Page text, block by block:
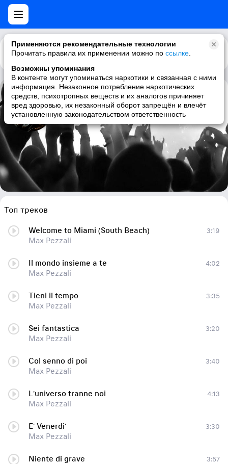
Применяются рекомендательные технологии
Прочитать правила их применении можно по ссылке
Возможны упоминания
В контенте могут упоминаться наркотики и связанная с ними
информация. Незаконное потребление наркотических
средств, психотропных веществ и их аналогов причиняет
вред здоровью, их незаконный оборот запрещён и влечёт
установленную законодательством ответственность
Каталог Рекомендации
Max Pezzali
italian, pop, singer-songwriter, italian pop
Топ треков
Welcome to Miami (South Beach)
Max Pezzali
3:19
Il mondo insieme a te
Max Pezzali
4:02
Tieni il tempo
Max Pezzali
3:35
Sei fantastica
Max Pezzali
3:20
Col senno di poi
Max Pezzali
3:40
L'universo tranne noi
Max Pezzali
4:13
E' Venerdi'
Max Pezzali
3:30
Niente di grave
3:57